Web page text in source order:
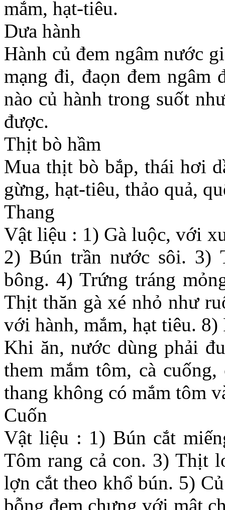
mắm, hạt-tiêu.
Dưa hành
Hành củ đem ngâm nước
mạng đi, đaọn đem
nào củ hành trong suốt
được.
Thịt bò hầm
Mua thịt bò bắp, thái hơi
gừng, hạt-tiêu, thảo quả,
Thang
Vật liệu : 1) Gà luộc, với
2) Bún trần nước sôi. 3)
bông. 4) Trứng tráng
Thịt thăn gà xé nhỏ như
với hành, mắm, hạt tiêu. 8)
Khi ăn, nước dùng phải
them mắm tôm, cà
thang không có mắm tôm
Cuốn
Vật liệu : 1) Bún cắt
Tôm rang cả con. 3) Thịt
lợn cắt theo khổ bún. 5)
bỗng đem chưng với mật